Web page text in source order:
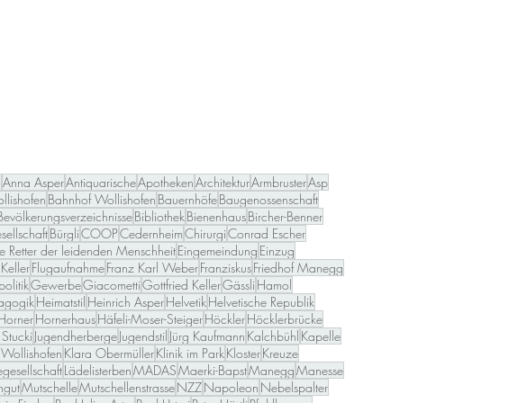
Anna AsperAntiquarischeApothekenArchitekturArmbrusterAsp
Bahnhof Wollishofen BauernhöfeBaugenossenschaft
BibliothekBienenhausBircher-Benner
BürgliCOOPCedernheimChirurgiConrad Escher
Retter der leidenden MenschheitEingemeindung Einzug
FlugaufnahmeFranz Karl WeberFranziskusFriedhof Manegg
GewerbeGiacomettiGottfried KellerGässli Hamol
Heimatstil Heinrich AsperHelvetikHelvetische Republik
HornerhausHäfeli-Moser-SteigerHöcklerHöcklerbrücke
JugendherbergeJugendstil Jürg Kaufmann Kalchbühl Kapelle
Klara ObermüllerKlinik im ParkKlosterKreuze
LädelisterbenMADASMaerki-BapstManeggManesse
MutschelleMutschellenstrasseNZZNapoleon Nebelspalter